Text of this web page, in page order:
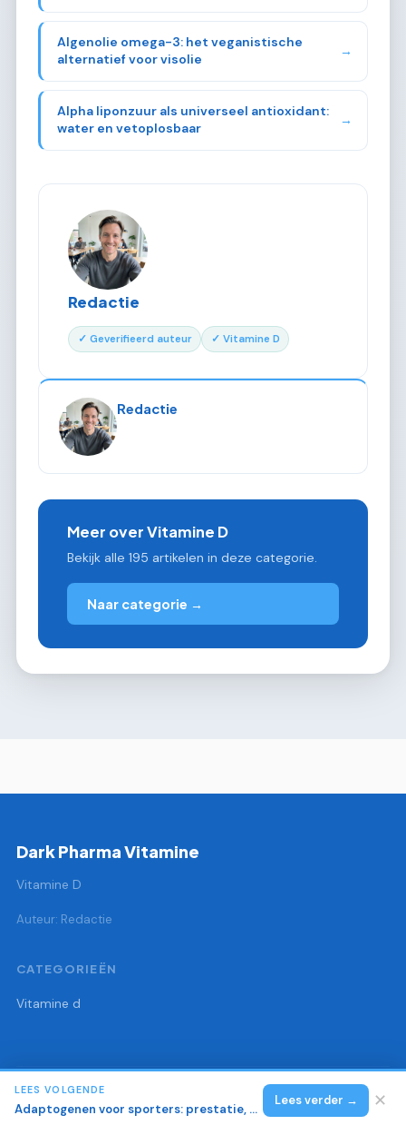
Algenolie omega-3: het veganistische
alternatief voor visolie
→
Alpha liponzuur als universeel antioxidant:
water en vetoplosbaar
→
Redactie
✓ Geverifieerd auteur ✓ Vitamine D
Redactie
Meer over Vitamine D
Bekijk alle 195 artikelen in deze categorie.
Naar categorie →
Dark Pharma Vitamine
Vitamine D
Auteur: Redactie
CATEGORIEËN
Vitamine d
© 2026 Dark Pharma Vitamine Alle rechten voorbehouden.
LEES VOLGENDE
Adaptogenen voor sporters: prestatie, herstel en cortisol regulatie
Lees verder → ✕